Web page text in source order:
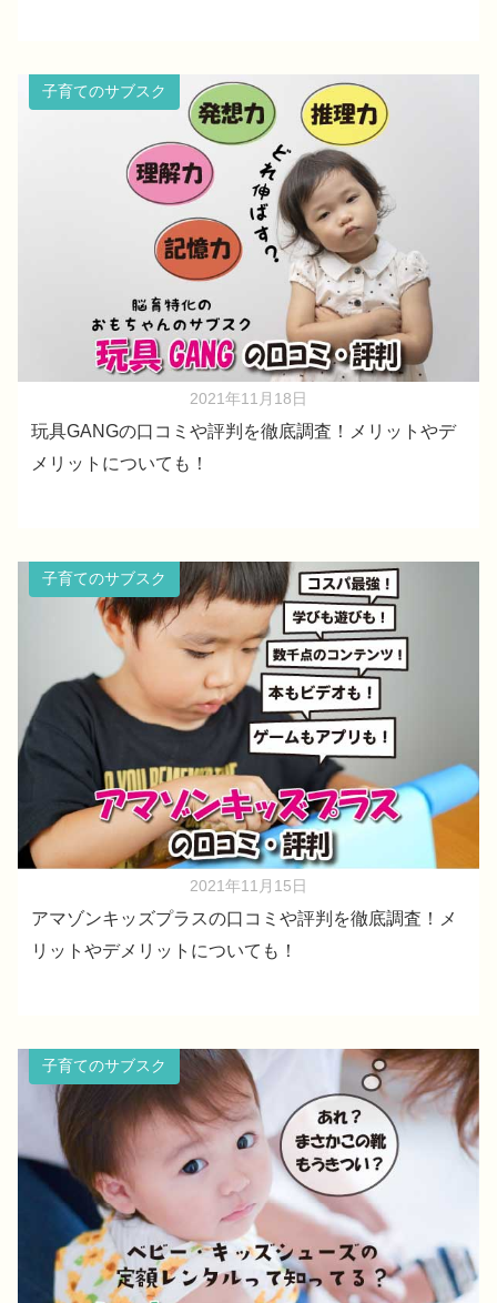
子育てのサブスク
2021年11月18日
玩具GANGの口コミや評判を徹底調査！メリットやデ
メリットについても！
子育てのサブスク
2021年11月15日
アマゾンキッズプラスの口コミや評判を徹底調査！メ
リットやデメリットについても！
子育てのサブスク